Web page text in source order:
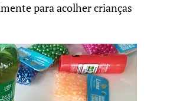
para acolher crianças